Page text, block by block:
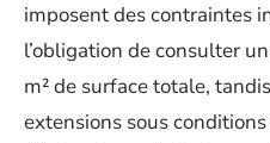
imposent des contraintes
l’obligation de consulter
m² de surface totale,
extensions sous